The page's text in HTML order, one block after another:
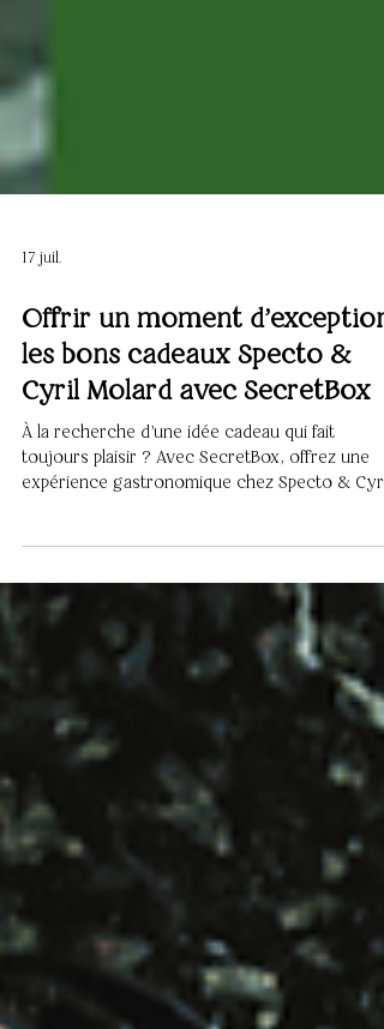
17 juil.
Offrir un moment d'exception
les bons cadeaux Specto &
Cyril Molard avec SecretBox
À la recherche d'une idée cadeau qui fait
expérience gastronomique chez Specto & Cyril